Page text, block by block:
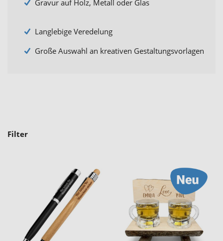
Gravur auf Holz, Metall oder Glas
Langlebige Veredelung
Große Auswahl an kreativen Gestaltungsvorlagen
Filter